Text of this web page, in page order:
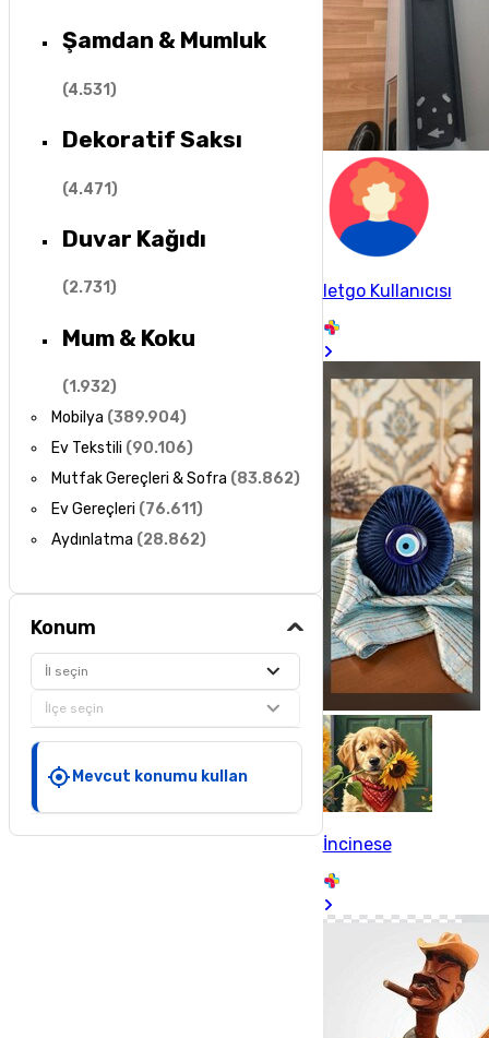
Şamdan & Mumluk
(4.531)
Dekoratif Saksı
(4.471)
Duvar Kağıdı
(2.731)
Mum & Koku
(1.932)
Mobilya (389.904)
Ev Tekstili (90.106)
Mutfak Gereçleri & Sofra (83.862)
Ev Gereçleri (76.611)
Aydınlatma (28.862)
Konum
İl seçin
İlçe seçin
Mevcut konumu kullan
letgo Kullanıcısı
İncinese